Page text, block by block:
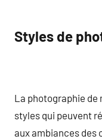
Styles de
La photographie de
styles qui peuvent
aux ambiances des